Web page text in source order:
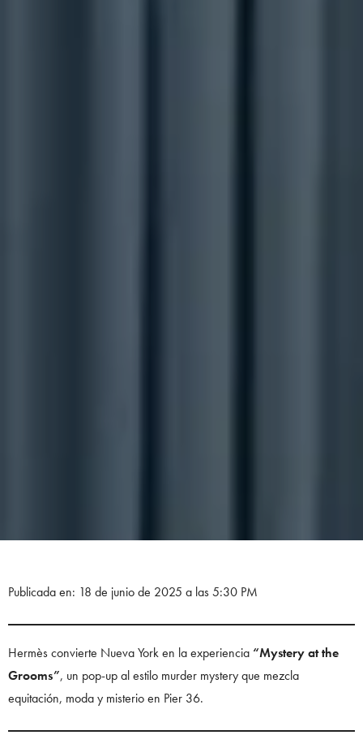
Publicada en: 18 de junio de 2025 a las 5:30 PM
Hermès convierte Nueva York en la experiencia “Mystery at the
Grooms”, un pop-up al estilo murder mystery que mezcla
equitación, moda y misterio en Pier 36.